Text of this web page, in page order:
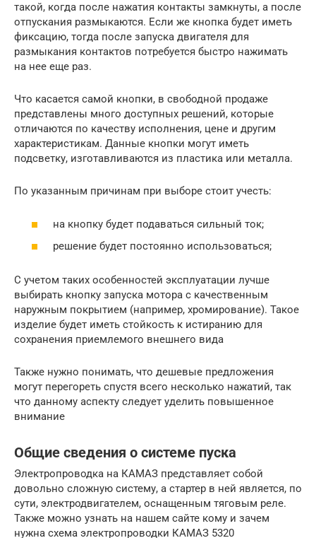
такой, когда после нажатия контакты замкнуты, а после
отпускания размыкаются. Если же кнопка будет иметь
фиксацию, тогда после запуска двигателя для
размыкания контактов потребуется быстро нажимать
на нее еще раз.
Что касается самой кнопки, в свободной продаже
представлены много доступных решений, которые
отличаются по качеству исполнения, цене и другим
характеристикам. Данные кнопки могут иметь
подсветку, изготавливаются из пластика или металла.
По указанным причинам при выборе стоит учесть:
на кнопку будет подаваться сильный ток;
решение будет постоянно использоваться;
С учетом таких особенностей эксплуатации лучше
выбирать кнопку запуска мотора с качественным
наружным покрытием (например, хромирование). Такое
изделие будет иметь стойкость к истиранию для
сохранения приемлемого внешнего вида
Также нужно понимать, что дешевые предложения
могут перегореть спустя всего несколько нажатий, так
что данному аспекту следует уделить повышенное
внимание
Общие сведения о системе пуска
Электропроводка на КАМАЗ представляет собой
довольно сложную систему, а стартер в ней является, по
сути, электродвигателем, оснащенным тяговым реле.
Также можно узнать на нашем сайте кому и зачем
нужна схема электропроводки КАМАЗ 5320